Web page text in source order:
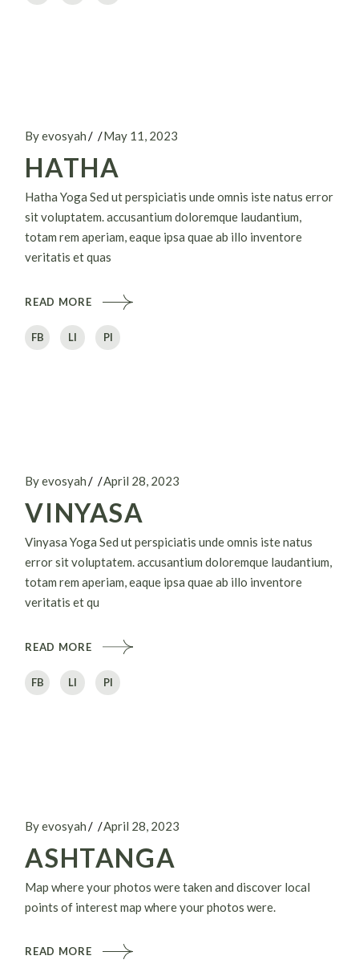
By evosyah May 11, 2023
HATHA
Hatha Yoga Sed ut perspiciatis unde omnis iste natus error
sit voluptatem. accusantium doloremque laudantium,
totam rem aperiam, eaque ipsa quae ab illo inventore
veritatis et quas
READ MORE
FB LI PI
By evosyah April 28, 2023
VINYASA
Vinyasa Yoga Sed ut perspiciatis unde omnis iste natus
error sit voluptatem. accusantium doloremque laudantium,
totam rem aperiam, eaque ipsa quae ab illo inventore
veritatis et qu
READ MORE
FB LI PI
By evosyah April 28, 2023
ASHTANGA
Map where your photos were taken and discover local
points of interest map where your photos were.
READ MORE